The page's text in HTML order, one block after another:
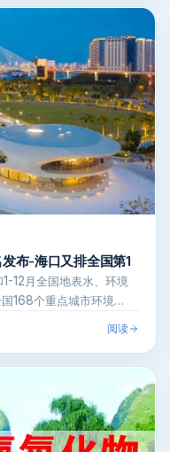
布-海口又排全国第1
12月全国地表水、环境
168个重点城市环境…
阅读